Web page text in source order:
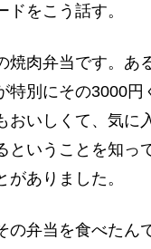
をこう話す。
焼肉弁当です。
特別にその3000
おいしくて、気に
ということを知っ
がありました。
弁当を食べたん